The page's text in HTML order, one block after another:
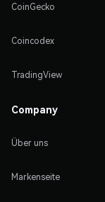
CoinGecko
Coincodex
TradingView
Company
Über uns
Markenseite